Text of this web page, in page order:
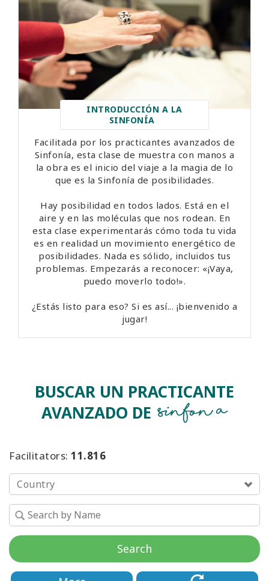
INTRODUCCIÓN A LA
SINFONÍA
Facilitada por los practicantes avanzados de
Sinfonía, esta clase de muestra con manos a
la obra es el inicio del viaje a la magia de lo
que es la Sinfonía de posibilidades.
Hay posibilidad en todos lados. Está en el
aire y en las moléculas que nos rodean. En
esta clase experimentarás cómo toda tu vida
es en realidad un movimiento energético de
posibilidades. Nada es sólido, incluidos tus
problemas. Empezarás a reconocer: «¡Vaya,
puedo moverlo todo!».
¿Estás listo para eso? Si es así... ¡bienvenido a
jugar!
BUSCAR UN PRACTICANTE
AVANZADO DE Sinfonía
Facilitators: 11.816
Country
Search